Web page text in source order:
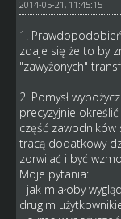
2014-05-21, 11:45:15
1.
zdaje się że to by
"zawyżonych"
2. Pomysł
precyzyjnie
część zawodników
tracą dodatkowy
zorwijać i być
Moje pytania:
- jak miałoby
drugim